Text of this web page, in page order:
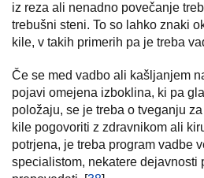
iz reza ali nenadno povečanje
trebušni steni. To so lahko znaki
kile, v takih primerih pa je treba
Če se med vadbo ali kašljanjem
pojavi omejena izboklina, ki pa
položaju, se je treba o tveganju
kile pogovoriti z zdravnikom ali
potrjena, je treba program vadbe
specialistom, nekatere dejavnosti